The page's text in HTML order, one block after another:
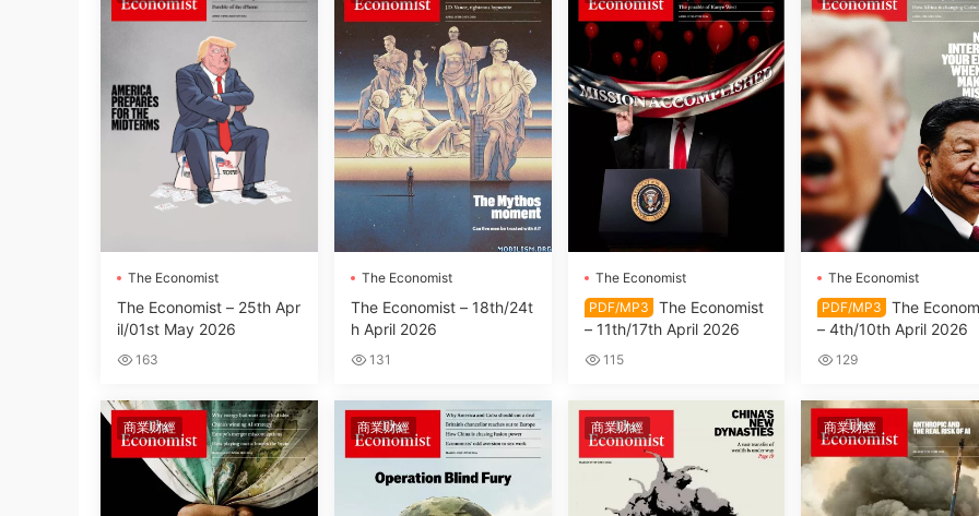
The Economist
The Economist – 25th Apr
il/01st May 2026
163
The Economist
The Economist – 18th/24t
h April 2026
131
The Economist
PDF/MP3
The Economist
– 11th/17th April 2026
115
The Economist
PDF/MP3
The
– 4th/10th April 2026
129
商業财經 商業财經 商業财經 商業财經